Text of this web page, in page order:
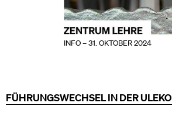
INFO – 31. OKTOBER 2024
FÜHRUNGSWECHSEL IN DER ULEKO